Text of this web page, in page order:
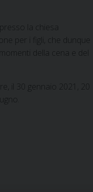
la chiesa
per i figli, che dunque
della cena e del
il 30 gennaio 2021, 20